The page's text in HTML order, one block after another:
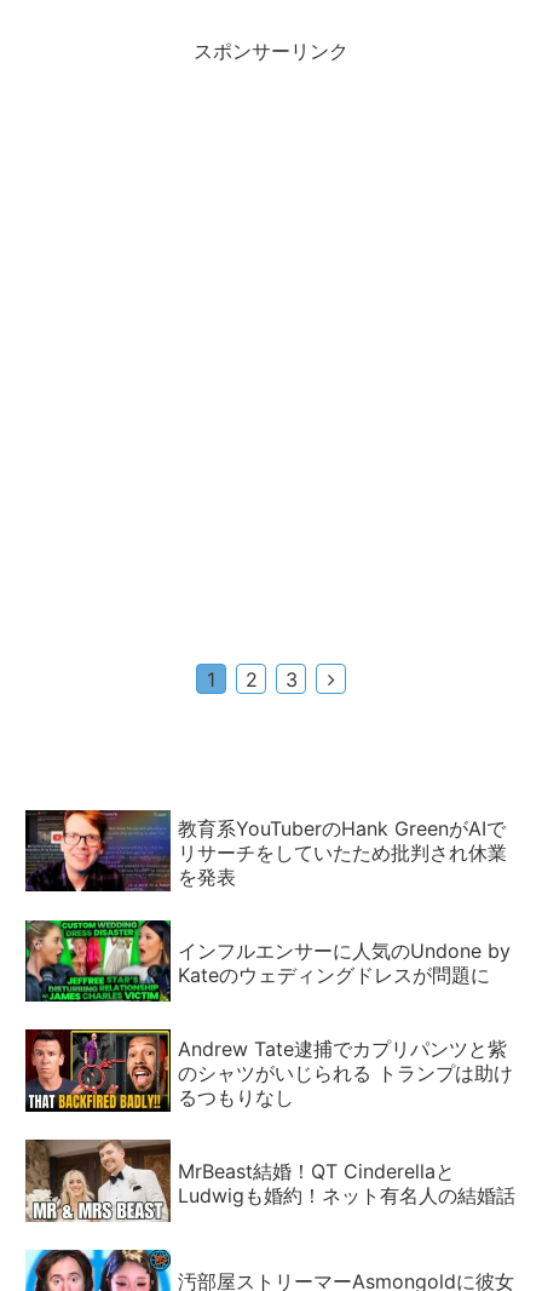
スポンサーリンク
1 2 3
次
教育系YouTuberのHank GreenがAIで
リサーチをしていたため批判され休業
を発表
インフルエンサーに人気のUndone by
Kateのウェディングドレスが問題に
Andrew Tate逮捕でカプリパンツと紫
のシャツがいじられる トランプは助け
るつもりなし
MrBeast結婚！QT Cinderellaと
Ludwigも婚約！ネット有名人の結婚話
汚部屋ストリーマーAsmongoldに彼女